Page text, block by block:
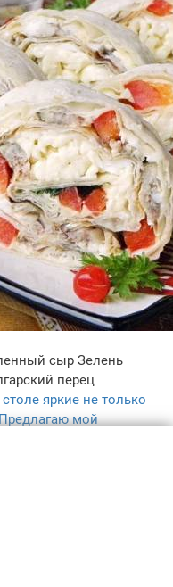
сыр Зелень
перец
яркие не только
мой